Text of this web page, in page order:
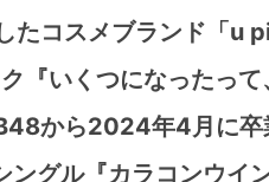
コスメブランド「u
『いくつになったって
から2024年4月に卒
グル『カラコンウイン